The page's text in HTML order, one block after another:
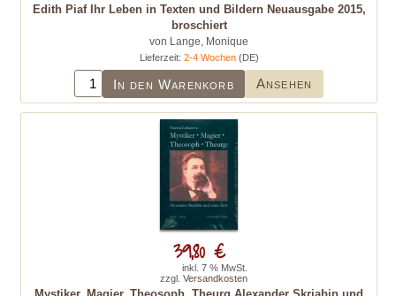
Edith Piaf Ihr Leben in Texten und Bildern Neuausgabe 2015,
broschiert
von Lange, Monique
Lieferzeit: 2-4 Wochen(DE)
In den Warenkorb Ansehen
39,80 €
inkl. 7 % MwSt.
zzgl. Versandkosten